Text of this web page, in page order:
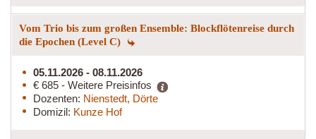
Vom Trio bis zum großen Ensemble: Blockflötenreise durch
die Epochen (Level C)
05.11.2026 - 08.11.2026
€ 685 - Weitere Preisinfos
Dozenten: Nienstedt, Dörte
Domizil: Kunze Hof